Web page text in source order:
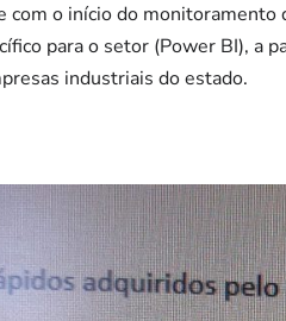
com o início do
para o setor (Power BI), a
industriais do estado.